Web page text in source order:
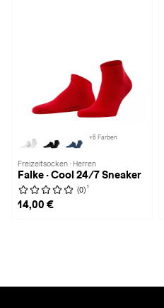
+6 Farben
Freizeitsocken · Herren
Falke · Cool 24/7 Sneaker
(0) 1
14,00 €